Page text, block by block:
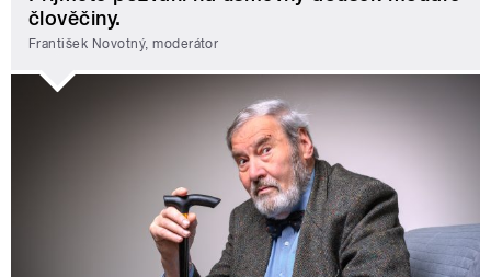
člověčiny.
František Novotný, moderátor